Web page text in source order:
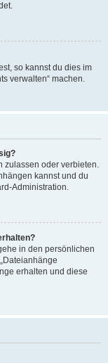
so kannst du dies im
verwalten“ machen.
zulassen oder verbieten.
kannst und du
Administration.
in den persönlichen
erhalten und diese